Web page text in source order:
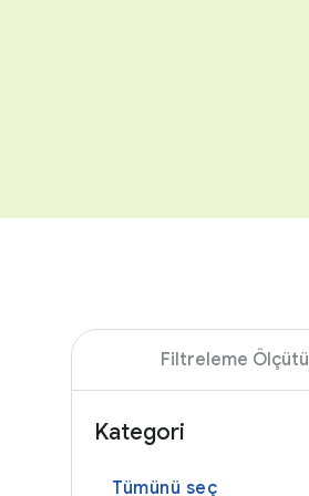
Filtreleme Ölçütü
Kategori
Tümünü seç